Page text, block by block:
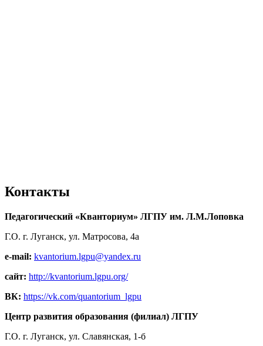
Контакты
Педагогический «Кванториум» ЛГПУ им. Л.М.Лоповка
Г.О. г. Луганск, ул. Матросова, 4а
e-mail: kvantorium.lgpu@yandex.ru
сайт: http://kvantorium.lgpu.org/
ВК: https://vk.com/quantorium_lgpu
Центр развития образования (филиал) ЛГПУ
Г.О. г. Луганск, ул. Славянская, 1-б